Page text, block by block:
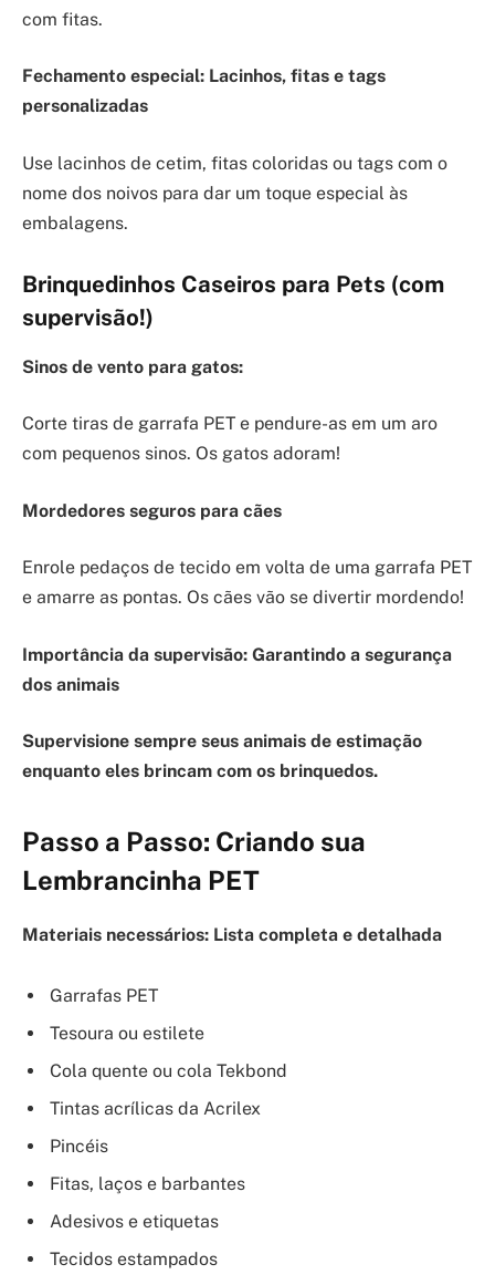
com fitas.
Fechamento especial: Lacinhos, fitas e tags
personalizadas
Use lacinhos de cetim, fitas coloridas ou tags com o
nome dos noivos para dar um toque especial às
embalagens.
Brinquedinhos Caseiros para Pets (com
supervisão!)
Sinos de vento para gatos:
Corte tiras de garrafa PET e pendure-as em um aro
com pequenos sinos. Os gatos adoram!
Mordedores seguros para cães
Enrole pedaços de tecido em volta de uma garrafa PET
e amarre as pontas. Os cães vão se divertir mordendo!
Importância da supervisão: Garantindo a segurança
dos animais
Supervisione sempre seus animais de estimação
enquanto eles brincam com os brinquedos.
Passo a Passo: Criando sua
Lembrancinha PET
Materiais necessários: Lista completa e detalhada
Garrafas PET
Tesoura ou estilete
Cola quente ou cola Tekbond
Tintas acrílicas da Acrilex
Pincéis
Fitas, laços e barbantes
Adesivos e etiquetas
Tecidos estampados